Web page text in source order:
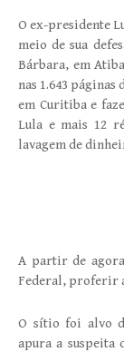
O ex-presidente
meio de sua
Bárbara, em
nas 1.643 páginas
em Curitiba e
Lula e mais 12
lavagem de
A partir de
Federal, proferir
O sítio foi alvo
apura a suspeita